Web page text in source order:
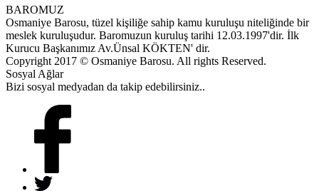
BAROMUZ
Osmaniye Barosu, tüzel kişiliğe sahip kamu kuruluşu niteliğinde bir
meslek kuruluşudur. Baromuzun kuruluş tarihi 12.03.1997'dir. İlk
Kurucu Başkanımız Av.Ünsal KÖKTEN' dir.
Copyright 2017 © Osmaniye Barosu. All rights Reserved.
Sosyal Ağlar
Bizi sosyal medyadan da takip edebilirsiniz..